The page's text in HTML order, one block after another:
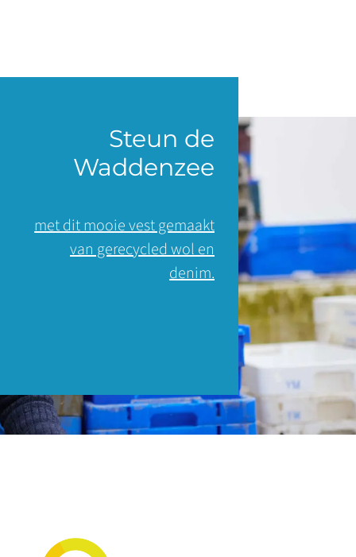
Steun de
Waddenzee
met dit mooie vest gemaakt
van gerecycled wol en
denim.